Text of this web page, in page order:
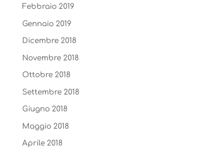
Febbraio 2019
Gennaio 2019
Dicembre 2018
Novembre 2018
Ottobre 2018
Settembre 2018
Giugno 2018
Maggio 2018
Aprile 2018